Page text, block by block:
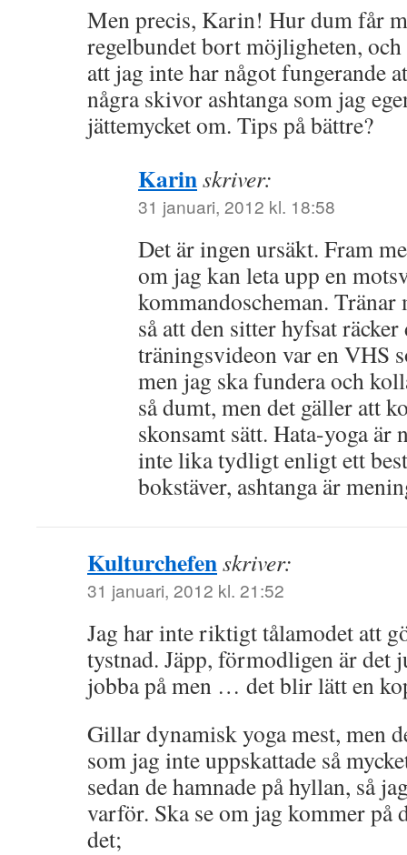
Men precis, Karin! Hur dum får
regelbundet bort möjligheten,
att jag inte har något fungerande
några skivor ashtanga som jag
jättemycket om. Tips på bättre?
Karinskriver:
31 januari, 2012 kl. 18:58
Det är ingen ursäkt. Fram
om jag kan leta upp en
kommandoscheman.
så att den sitter hyfsat
träningsvideon var en VHS
men jag ska fundera och
så dumt, men det gäller att
skonsamt sätt. Hata-yoga är
inte lika tydligt enligt ett
bokstäver, ashtanga är
Kulturchefenskriver:
31 januari, 2012 kl. 21:52
Jag har inte riktigt tålamodet att
tystnad. Jäpp, förmodligen är det
jobba på men … det blir lätt en
Gillar dynamisk yoga mest, men
som jag inte uppskattade så
sedan de hamnade på hyllan, så
varför. Ska se om jag kommer på
det;